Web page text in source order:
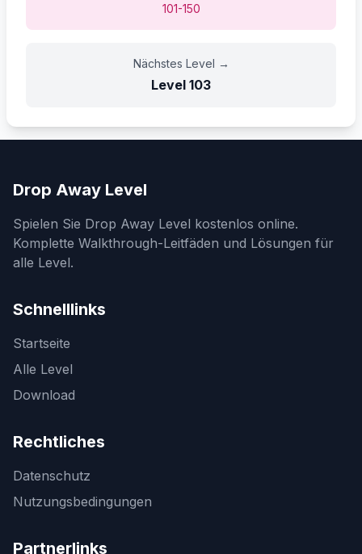
101-150
Nächstes Level →
Level 103
Drop Away Level
Spielen Sie Drop Away Level kostenlos online.
Komplette Walkthrough-Leitfäden und Lösungen für
alle Level.
Schnelllinks
Startseite
Alle Level
Download
Rechtliches
Datenschutz
Nutzungsbedingungen
Partnerlinks